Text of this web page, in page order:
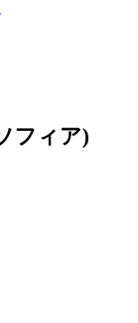
フィア)